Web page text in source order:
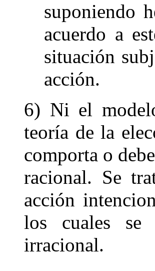
suponiendo
acuerdo a
situación
acción.
6) Ni el
teoría de la
comporta o
racional. Se
acción
los cuales se
irracional.